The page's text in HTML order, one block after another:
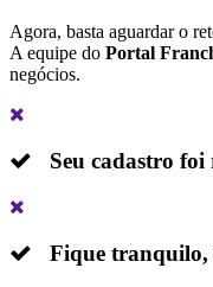
Agora, basta aguardar o
A equipe do Portal
negócios.
Seu cadastro foi
Fique tranquilo,